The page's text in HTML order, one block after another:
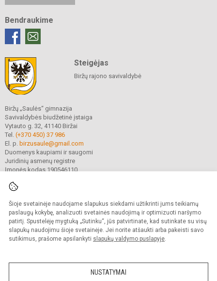
Šioje svetainėje naudojame slapukus siekdami užtikrinti jums teikiamų
paslaugų kokybę, analizuoti svetainės naudojimą ir optimizuoti naršymo
patirtį. Spustelėję mygtuką „Sutinku“, jūs patvirtinate, kad sutinkate su visų
slapukų naudojimu šioje svetainėje. Jei norite atšaukti arba pakeisti savo
sutikimus, prašome apsilankyti slapukų valdymo puslapyje.
NUSTATYMAI
Bendraukime
Steigėjas
Biržų rajono savivaldybė
Biržų „Saulės“ gimnazija
Savivaldybės biudžetinė įstaiga
Vytauto g. 32, 41140 Biržai
Tel. (+370 450) 37 986
El. p. birzusaule@gmail.com
Duomenys kaupiami ir saugomi
Juridinių asmenų registre
Įmonės kodas 190546110
© 2021. Biržų „Saulės“ gimnazija. Visos teisės saugomos.
Kopijuoti turinį be raštiško gimnazijos sutikimo griežtai draudžiama.
Prieinamumo paraiška Slapukų valdymas
Sumanus būdas atnaujinti